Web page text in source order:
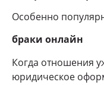
Особенно
браки онлайн
Когда отношения
юридическое